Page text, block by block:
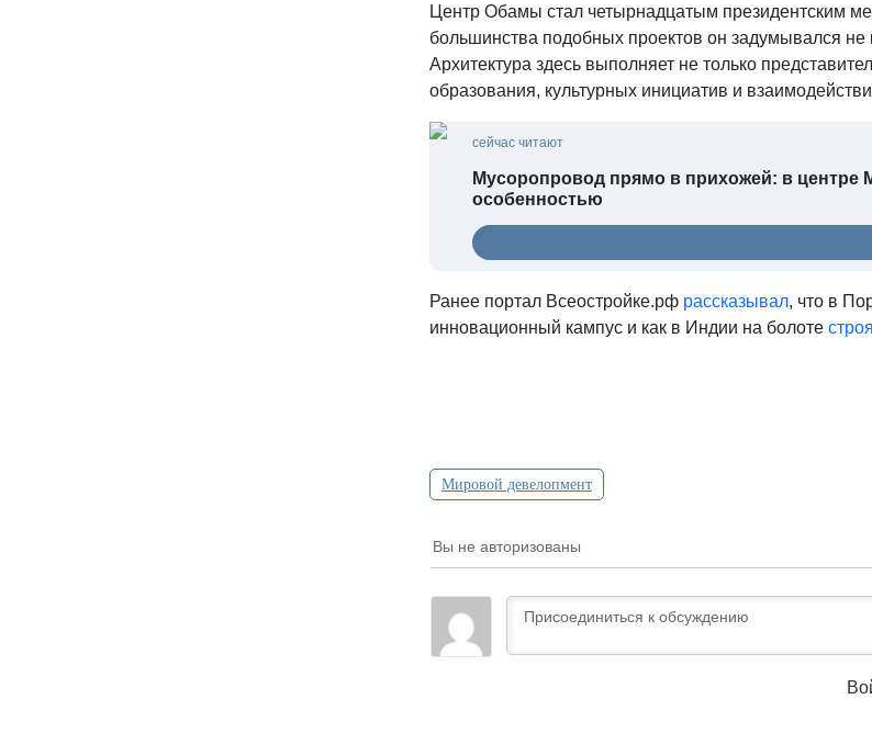
Центр Обамы стал четырнадцатым президентским
большинства подобных проектов он задумывался
Архитектура здесь выполняет не только
образования, культурных инициатив и
сейчас читают
Мусоропровод прямо в прихожей: в центре
особенностью
Ранее портал Всеостройке.рф рассказывал, что в
инновационный кампус и как в Индии на болоте
Мировой девелопмент
Вы не авторизованы